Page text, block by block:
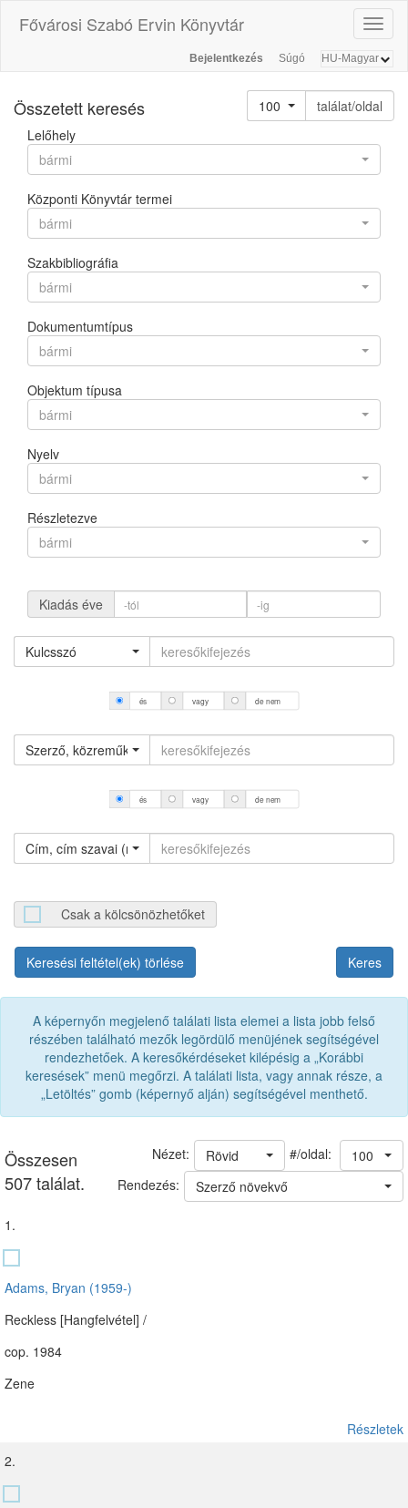
Fővárosi Szabó Ervin Könyvtár
Bejelentkezés Súgó
Összetett keresés 100
találat/oldal
Lelőhely
bármi
Központi Könyvtár termei
bármi
Szakbibliográfia
bármi
Dokumentumtípus
bármi
Objektum típusa
bármi
Nyelv
bármi
Részletezve
bármi
Kiadás éve
Kulcsszó
és vagy de nem
Szerző, közreműködő (névváltozattal)
és vagy de nem
Cím, cím szavai (névváltozat nélkül)
Csak a kölcsönözhetőket
Keresési feltétel(ek) törlése
A képernyőn megjelenő találati lista elemei a lista jobb felső
részében található mezők legördülő menüjének segítségével
rendezhetőek. A keresőkérdéseket kilépésig a „Korábbi
keresések” menü megőrzi. A találati lista, vagy annak része, a
„Letöltés” gomb (képernyő alján) segítségével menthető.
Összesen
507 találat.
#/oldal: 100
Rövid
Nézet:
Rendezés:
Szerző növekvő
1.
Adams, Bryan (1959-)
Reckless [Hangfelvétel] /
cop. 1984
Zene
Részletek
2.